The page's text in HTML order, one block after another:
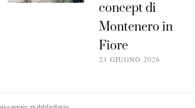
concept di
Montenero in
Fiore
23 GIUGNO 2026